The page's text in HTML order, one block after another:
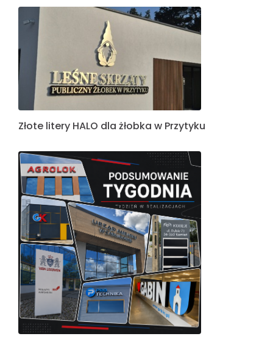
Złote litery HALO dla żłobka w Przytyku